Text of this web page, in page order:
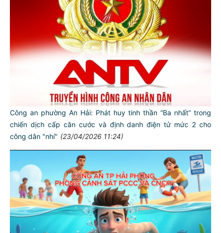
Công an phường An Hải: Phát huy tinh thần “Ba nhất” trong
chiến dịch cấp căn cước và định danh điện tử mức 2 cho
công dân "nhí" (23/04/2026 11:24)